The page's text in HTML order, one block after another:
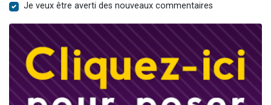
Je veux être averti des nouveaux commentaires